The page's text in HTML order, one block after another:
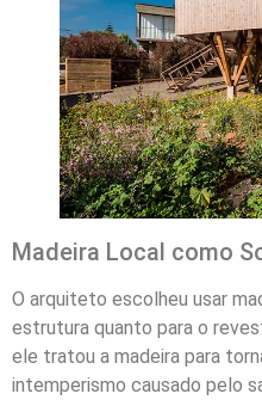
Madeira Local como
O arquiteto escolheu usar
estrutura quanto para o
ele tratou a madeira para
intemperismo causado pelo